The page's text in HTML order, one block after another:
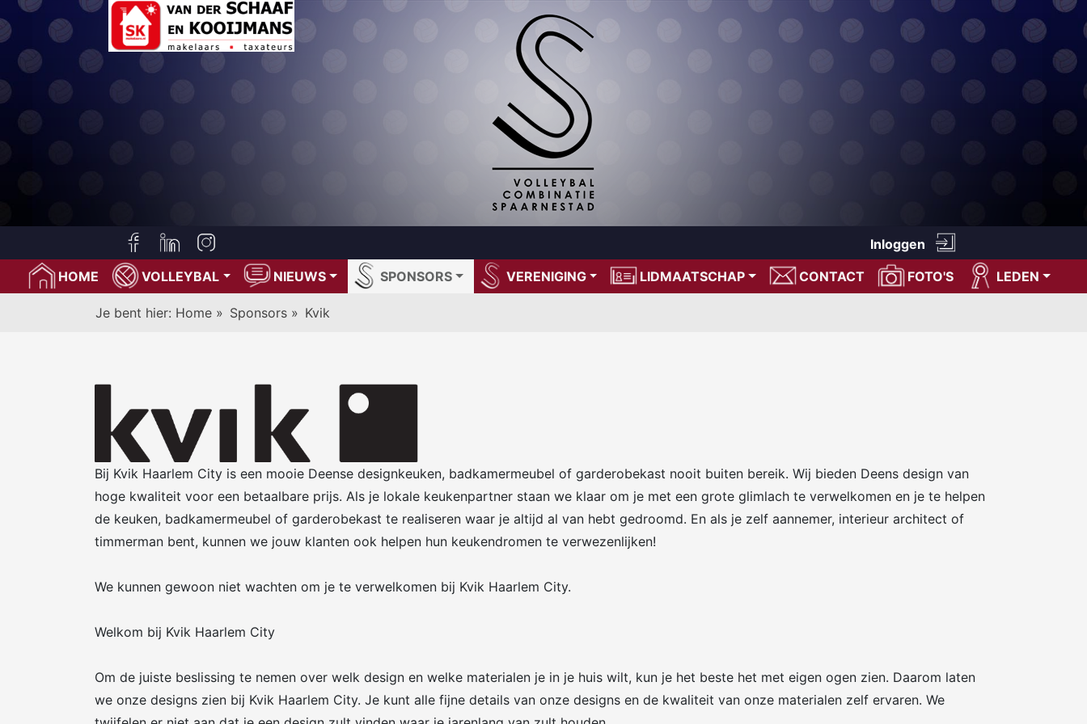
Inloggen
HOME
VOLLEYBAL NIEUWS SPONSORS VERENIGING LIDMAATSCHAP CONTACT FOTO'S LEDEN
Je bent hier: Home » Sponsors » Kvik
Bij Kvik Haarlem City is een mooie Deense designkeuken, badkamermeubel of garderobekast nooit buiten bereik. Wij bieden Deens design van
hoge kwaliteit voor een betaalbare prijs. Als je lokale keukenpartner staan we klaar om je met een grote glimlach te verwelkomen en je te helpen
de keuken, badkamermeubel of garderobekast te realiseren waar je altijd al van hebt gedroomd. En als je zelf aannemer, interieur architect of
timmerman bent, kunnen we jouw klanten ook helpen hun keukendromen te verwezenlijken!
We kunnen gewoon niet wachten om je te verwelkomen bij Kvik Haarlem City.
Welkom bij Kvik Haarlem City
Om de juiste beslissing te nemen over welk design en welke materialen je in je huis wilt, kun je het beste het met eigen ogen zien. Daarom laten
we onze designs zien bij Kvik Haarlem City. Je kunt alle fijne details van onze designs en de kwaliteit van onze materialen zelf ervaren. We